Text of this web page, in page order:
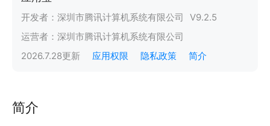
开发者： 深圳市腾讯计算机系统有限公司 V9.2.5
运营者： 深圳市腾讯计算机系统有限公司
2026.7.28更新 应用权限 隐私政策 简介
简介